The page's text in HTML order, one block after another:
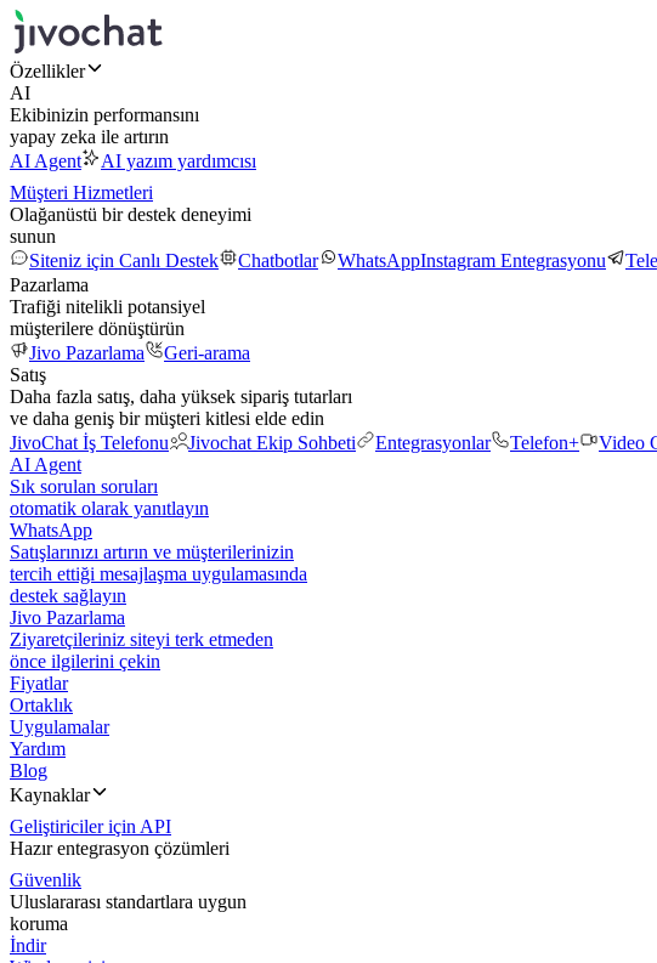
Özellikler
AI
Ekibinizin performansını
yapay zeka ile artırın
AI Agent
AI yazım yardımcısı
Müşteri Hizmetleri
Olağanüstü bir destek deneyimi
sunun
Siteniz için Canlı Destek
Chatbotlar WhatsAppInstagram Entegrasyonu
Pazarlama
Trafiği nitelikli potansiyel
müşterilere dönüştürün
Jivo Pazarlama
Geri-arama
Satış
Daha fazla satış, daha yüksek sipariş tutarları
ve daha geniş bir müşteri kitlesi elde edin
JivoChat İş Telefonu
Jivochat Ekip Sohbeti Entegrasyonlar Telefon+ Video
AI Agent
Sık sorulan soruları
otomatik olarak yanıtlayın
WhatsApp
Satışlarınızı artırın ve müşterilerinizin
tercih ettiği mesajlaşma uygulamasında
destek sağlayın
Jivo Pazarlama
Ziyaretçileriniz siteyi terk etmeden
önce ilgilerini çekin
Fiyatlar
Ortaklık
Uygulamalar
Yardım
Blog
Kaynaklar
Geliştiriciler için API
Hazır entegrasyon çözümleri
Güvenlik
Uluslararası standartlara uygun
koruma
İndir